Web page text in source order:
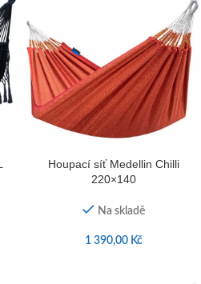
Houpací síť Medellin Chilli
220×140
Na skladě
1 390,00 Kč